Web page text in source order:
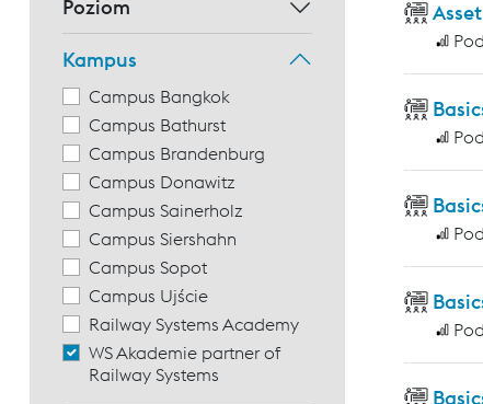
Poziom
Kampus
Campus Bangkok
Campus Bathurst
Campus Brandenburg
Campus Donawitz
Campus Sainerholz
Campus Siershahn
Campus Sopot
Campus Ujście
Railway Systems Academy
WS Akademie partner of
Railway Systems